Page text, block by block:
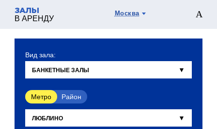
ЗАЛЫ
В АРЕНДУ
Москва
Вид зала:
Метро Район